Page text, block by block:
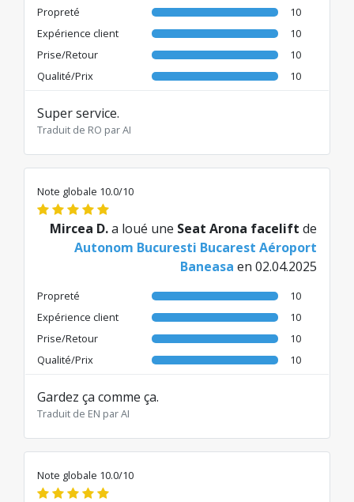
Propreté
10
Expérience client
10
Prise/Retour
10
Qualité/Prix
10
Super service.
Traduit de RO par AI
Note globale 10.0/10
Mircea D.a loué une Seat Arona facelift de
Autonom Bucuresti Bucarest Aéroport
Baneasa en 02.04.2025
Propreté
10
Expérience client
10
Prise/Retour
10
Qualité/Prix
10
Gardez ça comme ça.
Traduit de EN par AI
Note globale 10.0/10